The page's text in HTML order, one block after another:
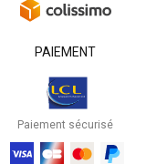
PAIEMENT
Paiement sécurisé